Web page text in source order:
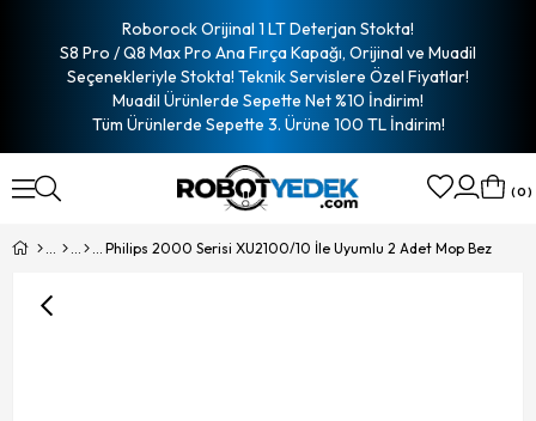
Roborock Orijinal 1 LT Deterjan Stokta!
S8 Pro / Q8 Max Pro Ana Fırça Kapağı, Orijinal ve Muadil
Seçenekleriyle Stokta! Teknik Servislere Özel Fiyatlar!
Muadil Ürünlerde Sepette Net %10 İndirim!
Tüm Ürünlerde Sepette 3. Ürüne 100 TL İndirim!
0
Philips 2000 Serisi XU2100/10 İle Uyumlu 2 Adet Mop Bez